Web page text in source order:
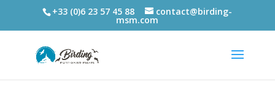
+33 (0)6 23 57 45 88 contact@birding-
msm.com